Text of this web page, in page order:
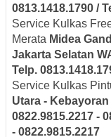
0813.1418.1790 /
Service Kulkas
Merata Midea
Jakarta Selatan
Telp.
Service Kulkas
Utara -
0822.9815.2217 -
- 0822.9815.2217